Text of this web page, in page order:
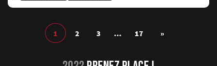
Pagination
1 2 3 … 17
Articles
»